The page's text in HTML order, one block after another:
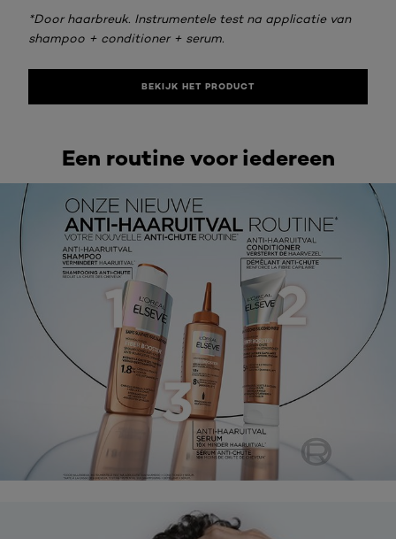
*Door haarbreuk. Instrumentele test na applicatie van
shampoo + conditioner + serum.
BEKIJK HET PRODUCT
Een routine voor iedereen